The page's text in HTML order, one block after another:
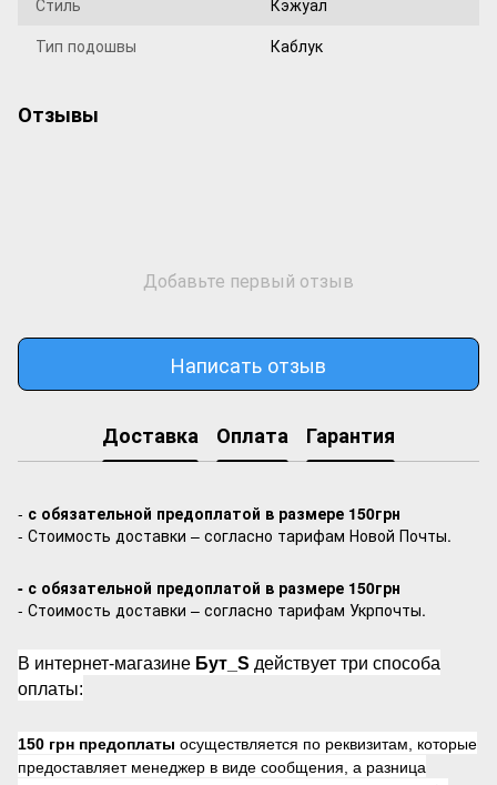
Стиль
Кэжуал
Тип подошвы
Каблук
Отзывы
Добавьте первый отзыв
Написать отзыв
Доставка Оплата Гарантия
- с обязательной предоплатой в размере 150грн
- Стоимость доставки – согласно тарифам Новой Почты.
- с обязательной предоплатой в размере 150грн
- Стоимость доставки – согласно тарифам Укрпочты.
В интернет-магазине Бут_S действует три способа
оплаты:
150 грн предоплаты осуществляется по реквизитам, которые
предоставляет менеджер в виде сообщения, а разница